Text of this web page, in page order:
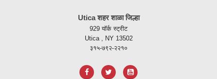
Utica शहर शाळा जिल्हा
929 यॉर्क स्ट्रीट
Utica , NY 13502
३१५-७९२-२२१०